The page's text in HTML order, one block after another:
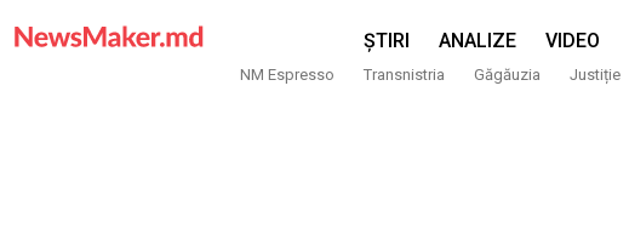
ȘTIRI ANALIZE VIDEO
NM Espresso Transnistria Găgăuzia Justiție